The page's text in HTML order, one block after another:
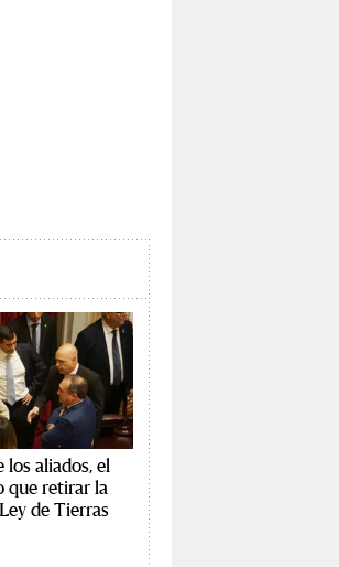
los aliados, el
que retirar la
de Tierras